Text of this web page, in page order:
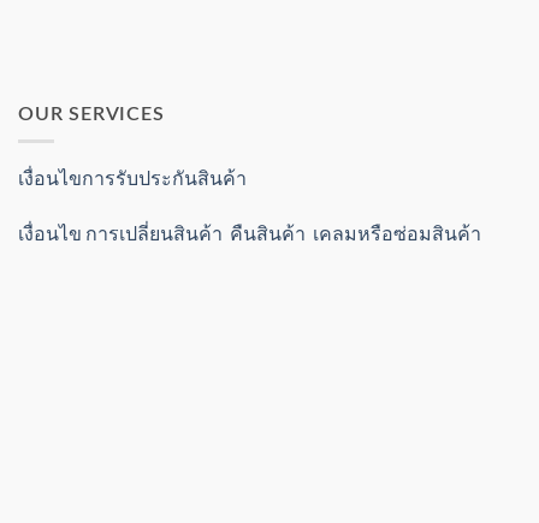
OUR SERVICES
เงื่อนไขการรับประกันสินค้า
เงื่อนไข การเปลี่ยนสินค้า คืนสินค้า เคลมหรือซ่อมสินค้า